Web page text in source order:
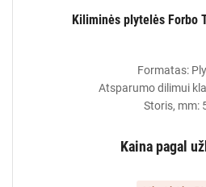
Kiliminės plytelės Forbo
Formatas:
Atsparumo dilimui
Storis, mm:
Kaina pagal